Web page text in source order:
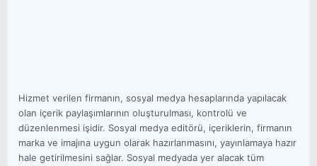
Hizmet verilen firmanın, sosyal medya hesaplarında yapılacak
olan içerik paylaşımlarının oluşturulması, kontrolü ve
düzenlenmesi işidir. Sosyal medya editörü, içeriklerin, firmanın
marka ve imajına uygun olarak hazırlanmasını, yayınlamaya hazır
hale getirilmesini sağlar. Sosyal medyada yer alacak tüm